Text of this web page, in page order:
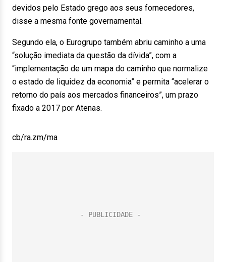
devidos pelo Estado grego aos seus fornecedores,
disse a mesma fonte governamental.
Segundo ela, o Eurogrupo também abriu caminho a uma
“solução imediata da questão da dívida”, com a
“implementação de um mapa do caminho que normalize
o estado de liquidez da economia” e permita “acelerar o
retorno do país aos mercados financeiros”, um prazo
fixado a 2017 por Atenas.
cb/ra.zm/ma